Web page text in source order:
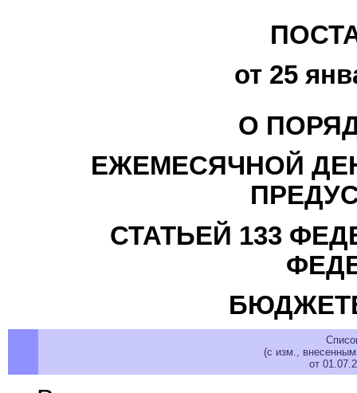
от 25
О
ЕЖЕМЕСЯЧНОЙ
СТАТЬЕЙ 133
(с изм.,
от